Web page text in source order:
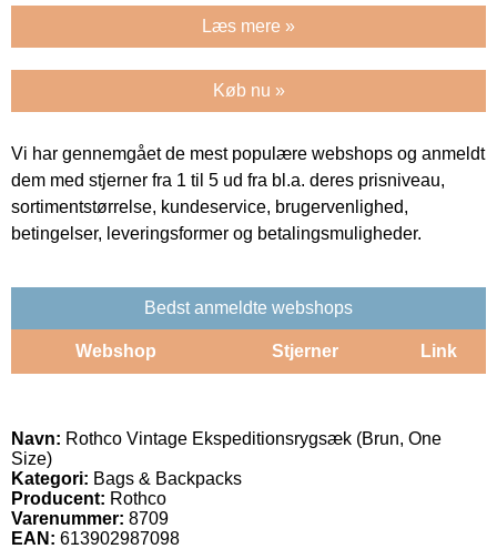
Læs mere »
Køb nu »
Vi har gennemgået de mest populære webshops og anmeldt
dem med stjerner fra 1 til 5 ud fra bl.a. deres prisniveau,
sortimentstørrelse, kundeservice, brugervenlighed,
betingelser, leveringsformer og betalingsmuligheder.
Bedst anmeldte webshops
Webshop Stjerner Link
Navn: Rothco Vintage Ekspeditionsrygsæk (Brun, One
Size)
Kategori: Bags & Backpacks
Producent: Rothco
Varenummer: 8709
EAN: 613902987098